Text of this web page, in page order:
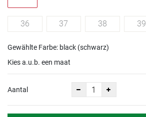
36 37 38 39
Gewählte Farbe: black (schwarz)
Kies a.u.b. een maat
Aantal